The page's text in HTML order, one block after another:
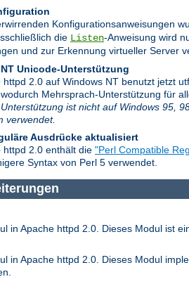
Konfigurationsanweisungen
die Listen-Anweisung wird
und zur Erkennung virtueller Server
Unicode-Unterstützung
httpd 2.0 auf Windows NT benutzt jetzt
Mehrsprach-Unterstützung für
ist nicht auf Windows 95,
verwendet.
Ausdrücke aktualisiert
httpd 2.0 enthält die "Perl Compatible
Syntax von Perl 5 verwendet.
in Apache httpd 2.0. Dieses Modul ist
in Apache httpd 2.0. Dieses Modul